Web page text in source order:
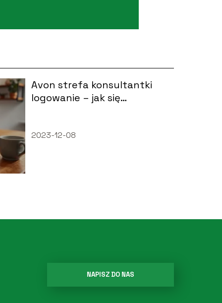
Avon strefa konsultantki
logowanie – jak się
2023-12-08
NAPISZ DO NAS